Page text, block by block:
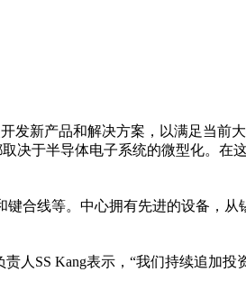
发新产品和解决方案，以满足当前
决于半导体电子系统的微型化。在
合线等。中心拥有先进的设备，
人SS Kang表示，“我们持续追加投